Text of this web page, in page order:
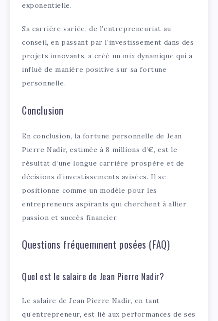
exponentielle.
Sa carrière variée, de l’entrepreneuriat au
conseil, en passant par l’investissement dans des
projets innovants, a créé un mix dynamique qui a
influé de manière positive sur sa fortune
personnelle.
Conclusion
En conclusion, la fortune personnelle de Jean
Pierre Nadir, estimée à 8 millions d’€, est le
résultat d’une longue carrière prospère et de
décisions d’investissements avisées. Il se
positionne comme un modèle pour les
entrepreneurs aspirants qui cherchent à allier
passion et succès financier.
Questions fréquemment posées (FAQ)
Quel est le salaire de Jean Pierre Nadir?
Le salaire de Jean Pierre Nadir, en tant
qu’entrepreneur, est lié aux performances de ses